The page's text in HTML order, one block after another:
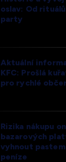
oslav: Od
party
Aktuální
KFC: Prošlá
pro rychlé
Rizika nákupu
bazarových
vyhnout
peníze